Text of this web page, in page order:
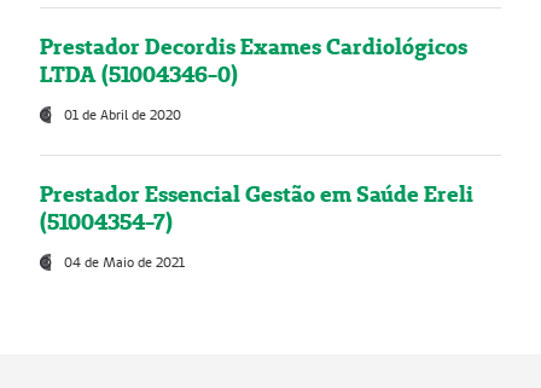
Prestador Decordis Exames Cardiológicos
LTDA (51004346-0)
01 de Abril de 2020
Prestador Essencial Gestão em Saúde Ereli
(51004354-7)
04 de Maio de 2021